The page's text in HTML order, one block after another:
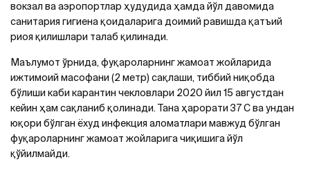
вокзал ва аэропортлар ҳудудида ҳамда йўл давомида
санитария гигиена қоидаларига доимий равишда қатъий
риоя қилишлари талаб қилинади.
Маълумот ўрнида, фуқароларнинг жамоат жойларида
ижтимоий масофани (2 метр) сақлаши, тиббий ниқобда
бўлиши каби карантин чекловлари 2020 йил 15 августдан
кейин ҳам сақланиб қолинади. Тана ҳарорати 37 С ва ундан
юқори бўлган ёхуд инфекция аломатлари мавжуд бўлган
фуқароларнинг жамоат жойларига чиқишига йўл
қўйилмайди.